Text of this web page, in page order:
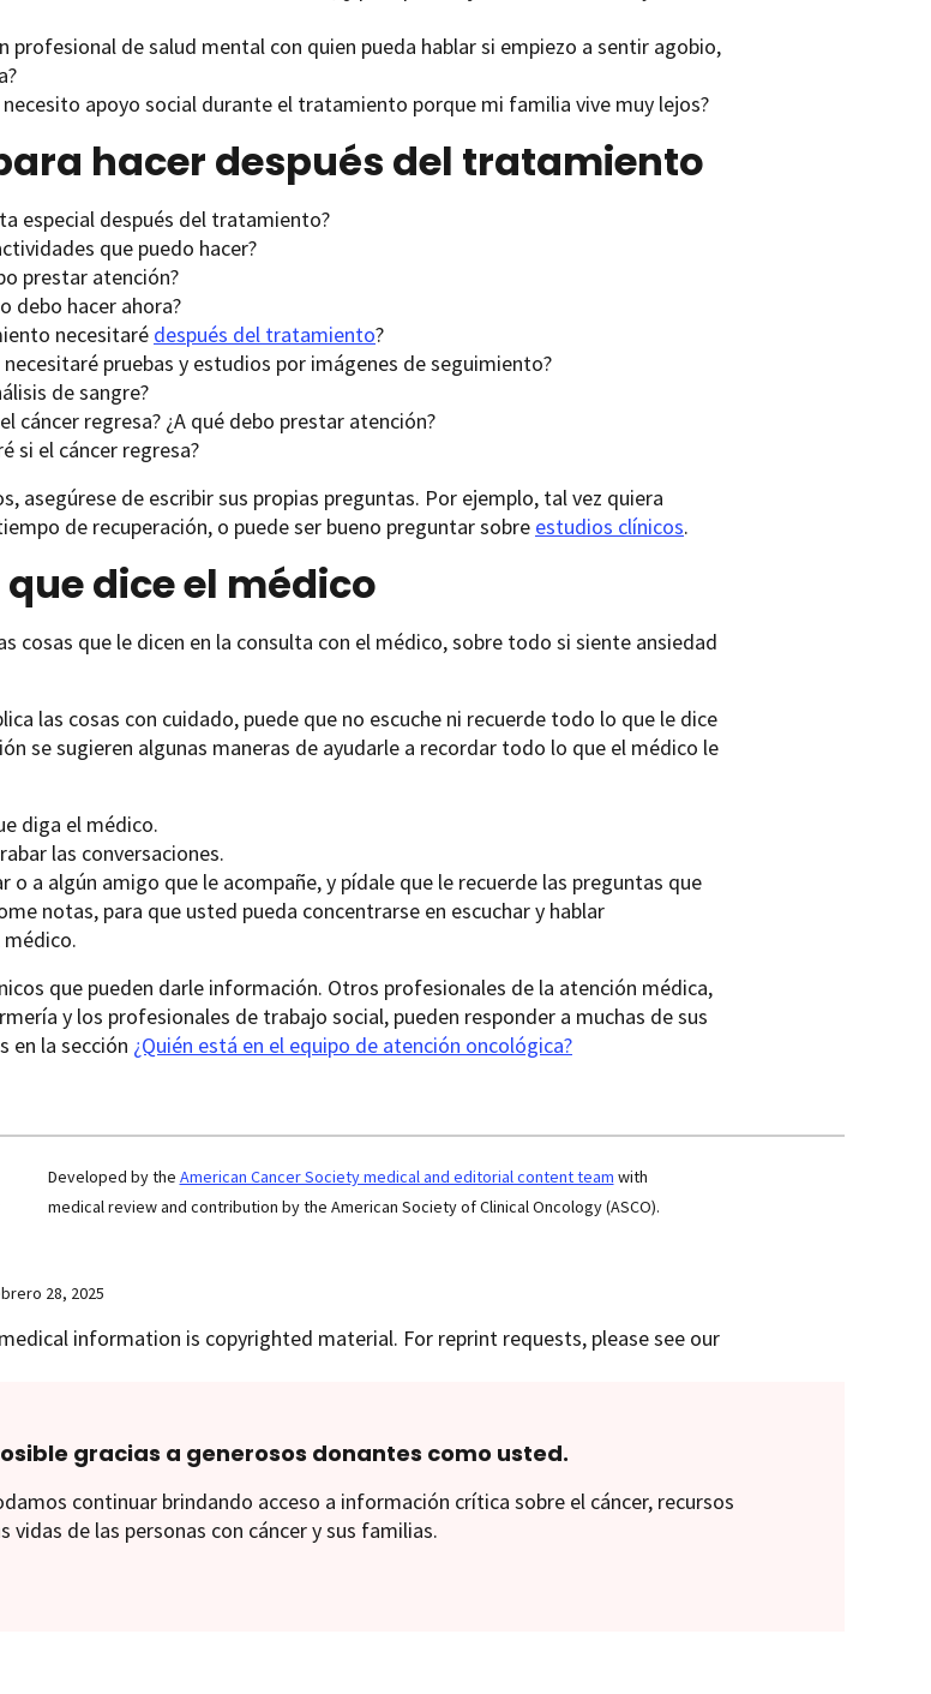
profesional de salud mental con quien pueda hablar si empiezo a sentir agobio,
necesito apoyo social durante el tratamiento porque mi familia vive muy lejos?
hacer después del tratamiento
especial después del tratamiento?
que puedo hacer?
prestar atención?
debo hacer ahora?
necesitaré después del tratamiento?
necesitaré pruebas y estudios por imágenes de seguimiento?
de sangre?
cáncer regresa? ¿A qué debo prestar atención?
si el cáncer regresa?
asegúrese de escribir sus propias preguntas. Por ejemplo, tal vez quiera
de recuperación, o puede ser bueno preguntar sobre estudios clínicos.
dice el médico
cosas que le dicen en la consulta con el médico, sobre todo si siente ansiedad
las cosas con cuidado, puede que no escuche ni recuerde todo lo que le dice
se sugieren algunas maneras de ayudarle a recordar todo lo que el médico le
diga el médico.
las conversaciones.
o a algún amigo que le acompañe, y pídale que le recuerde las preguntas que
notas, para que usted pueda concentrarse en escuchar y hablar
que pueden darle información. Otros profesionales de la atención médica,
y los profesionales de trabajo social, pueden responder a muchas de sus
en la sección ¿Quién está en el equipo de atención oncológica?
Developed by the American Cancer Society medical and editorial content team with
medical review and contribution by the American Society of Clinical Oncology (ASCO).
28, 2025
information is copyrighted material. For reprint requests, please see our
gracias a generosos donantes como usted.
continuar brindando acceso a información crítica sobre el cáncer, recursos
vidas de las personas con cáncer y sus familias.